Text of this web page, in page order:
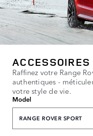
ACCESSOIRES
Raffinez votre Range
authentiques -
votre style de vie.
Model
RANGE ROVER SPORT